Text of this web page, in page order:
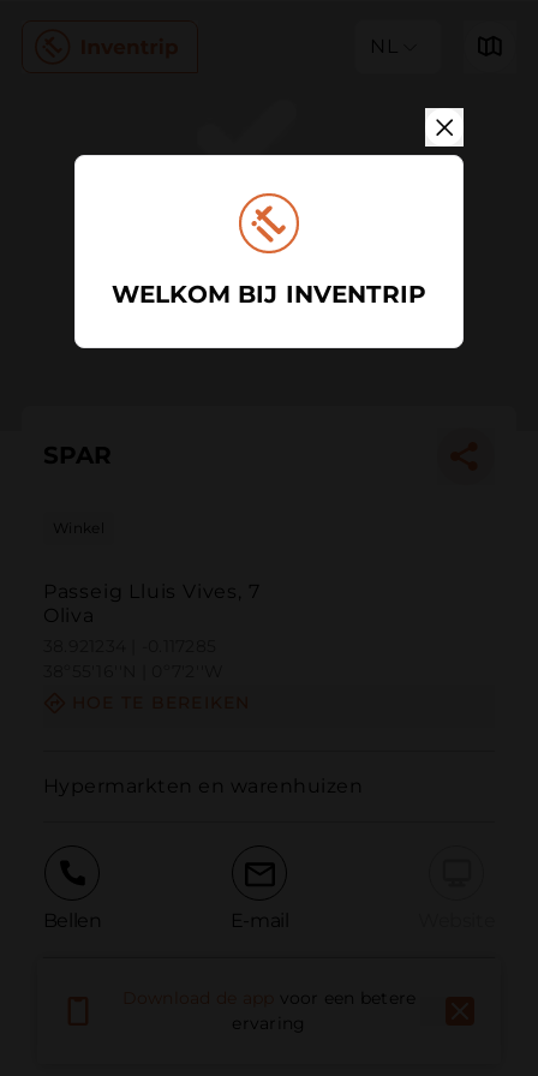
NL
SPAR
Winkel
Passeig Lluis Vives, 7
Oliva
Hypermarkten en warenhuizen
Bellen E-mail
Probleem meldenvoor een betere
ervaring
WELKOM BIJ INVENTRIP